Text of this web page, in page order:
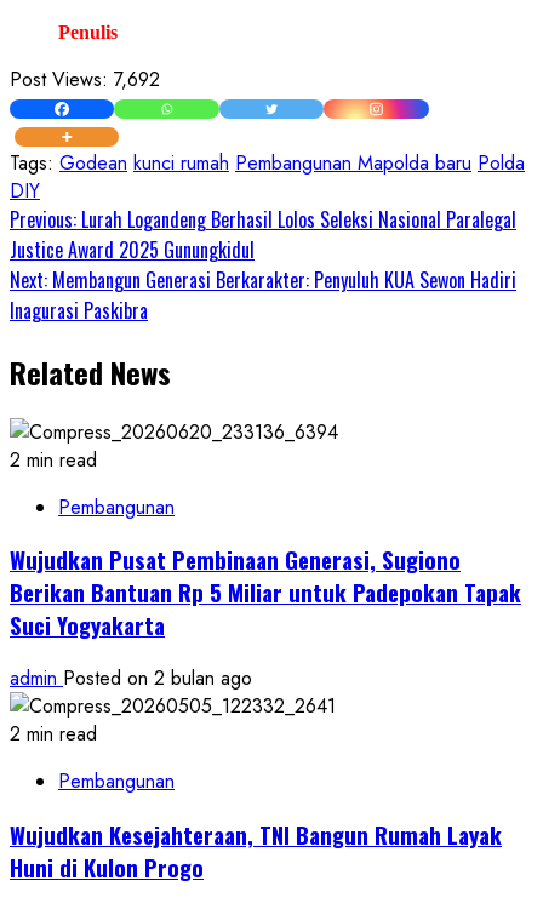
Penulis
Post Views: 7,692
Tags: Godean kunci rumah Pembangunan Mapolda baru Polda
DIY
Continue
Reading
Previous: Lurah Logandeng Berhasil Lolos Seleksi Nasional Paralegal
Justice Award 2025 Gunungkidul
Next: Membangun Generasi Berkarakter: Penyuluh KUA Sewon Hadiri
Inagurasi Paskibra
Related News
2 min read
Pembangunan
Wujudkan Pusat Pembinaan Generasi, Sugiono
Berikan Bantuan Rp 5 Miliar untuk Padepokan Tapak
Suci Yogyakarta
admin Posted on 2 bulan ago
2 min read
Pembangunan
Wujudkan Kesejahteraan, TNI Bangun Rumah Layak
Huni di Kulon Progo